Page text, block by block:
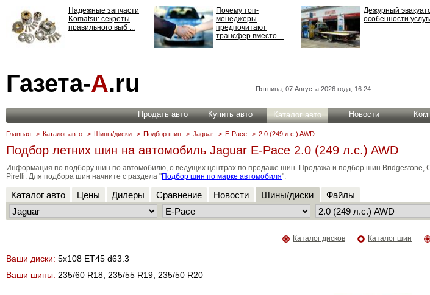
Надежные запчасти
Komatsu: секреты
правильного выб ...
Почему топ-
менеджеры
предпочитают
трансфер вместо ...
Дежурный
особенности
ответственности: все,
что нужно знать ...
Газета-А.ru Пятница, 07 Августа 2026 года, 16:24
Продать авто Купить авто Каталог авто Новости
Главная > Каталог авто > Шины/диски > Подбор шин > Jaguar > E-Pace > 2.0 (249 л.с.) AWD
Подбор летних шин на автомобиль Jaguar E-Pace 2.0 (249 л.с.) AWD
Информация по подбору шин по автомобилю, о ведущих центрах по продаже шин. Продажа и подбор шин Bridgestone,
Pirelli. Для подбора шин начните с раздела "Подбор шин по марке автомобиля".
Каталог авто Цены Дилеры Сравнение Новости Шины/диски Файлы
Каталог шин
Каталог дисков
Ваши диски: 5x108 ET45 d63.3
Ваши шины: 235/60 R18, 235/55 R19, 235/50 R20